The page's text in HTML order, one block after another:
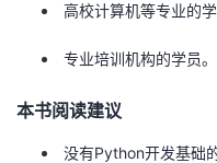
高校计算机等专业的学
专业培训机构的学员。
本书阅读建议
没有Python开发基础